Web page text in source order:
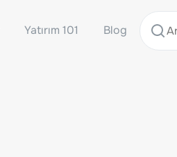
Yatırım 101 Blog